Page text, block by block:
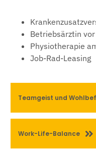
Betriebsärztin
Physiotherapie
Job-Rad-Leasing
Teamgeist und
Work-Life-Balance